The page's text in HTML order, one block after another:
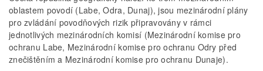
oblastem povodí (Labe, Odra, Dunaj), jsou mezinárodní plány
pro zvládání povodňových rizik připravovány v rámci
jednotlivých mezinárodních komisí (Mezinárodní komise pro
ochranu Labe, Mezinárodní komise pro ochranu Odry před
znečištěním a Mezinárodní komise pro ochranu Dunaje).